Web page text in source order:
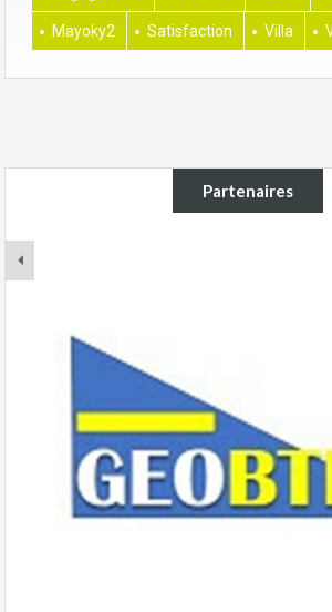
Mayoky2 Satisfaction Villa
Partenaires